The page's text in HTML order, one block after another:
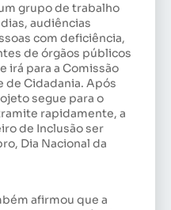
grupo de trabalho
audiências
com deficiência,
de órgãos públicos
irá para a Comissão
de Cidadania. Após
segue para o
rapidamente, a
de Inclusão ser
Dia Nacional da
afirmou que a